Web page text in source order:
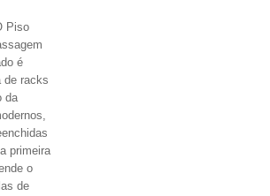
Piso
é
de racks
da
primeira
o
de